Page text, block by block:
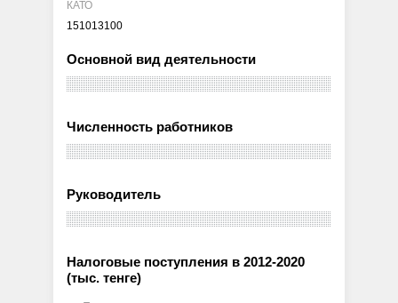
КАТО
151013100
Основной вид деятельности
Численность работников
Руководитель
Налоговые поступления в 2012-2020
(тыс. тенге)